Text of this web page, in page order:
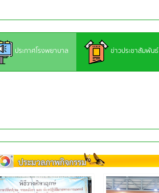
ประกาศโรงพยาบาล ข่าวประชาสัมพันธ์